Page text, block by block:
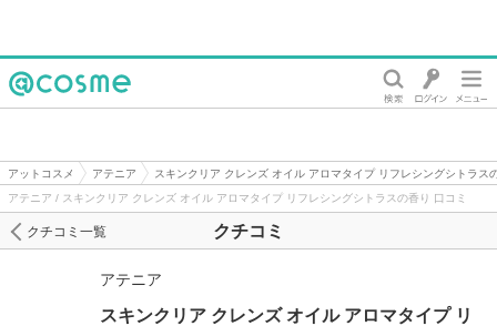
アットコスメ アテニア
スキンクリア クレンズ オイル アロマタイプ リフレシングシトラス
アテニア / スキンクリア クレンズ オイル アロマタイプ リフレシングシトラスの香り 口コミ
クチコミ
クチコミ一覧
アテニア
スキンクリア クレンズ オイル アロマタイプ リ